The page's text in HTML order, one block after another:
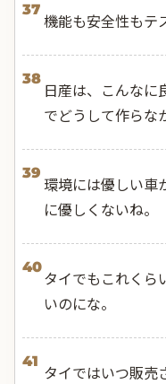
37
機能も安全性もテ
38
日産は、こんなに
でどうして作らな
39
環境には優しい車
に優しくないね。
40
タイでもこれくら
いのにな。
41
タイではいつ販売